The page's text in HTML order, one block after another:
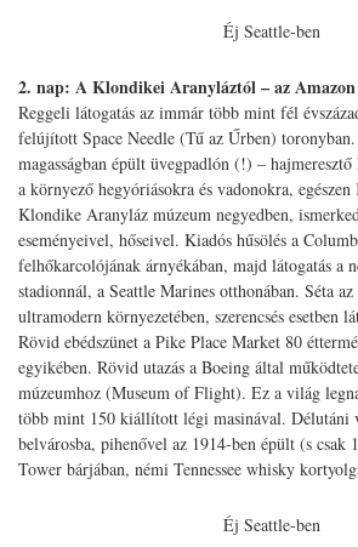
Éj Seattle-ben
2. nap: A Klondikei Aranyláztól – az
Reggeli látogatás az immár több mint fél
felújított Space Needle (Tű az Űrben)
magasságban épült üvegpadlón (!) –
a környező hegyóriásokra és vadonokra, egészen
Klondike Aranyláz múzeum negyedben,
eseményeivel, hőseivel. Kiadós hűsölés a
felhőkarcolójának árnyékában, majd látogatás a
stadionnál, a Seattle Marines otthonában. Séta
ultramodern környezetében, szerencsés esetben
Rövid ebédszünet a Pike Place Market 80
egyikében. Rövid utazás a Boeing által
múzeumhoz (Museum of Flight). Ez a világ
több mint 150 kiállított légi masinával. Délutáni
belvárosba, pihenővel az 1914-ben épült (s
Tower bárjában, némi Tennessee whisky
Éj Seattle-ben